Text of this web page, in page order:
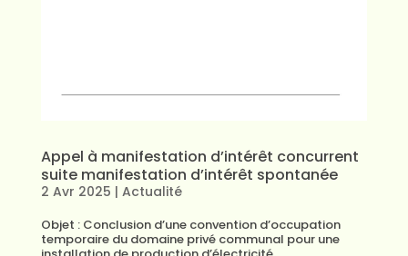
Appel à manifestation d’intérêt concurrent
suite manifestation d’intérêt spontanée
2 Avr 2025 | Actualité
Objet : Conclusion d’une convention d’occupation
temporaire du domaine privé communal pour une